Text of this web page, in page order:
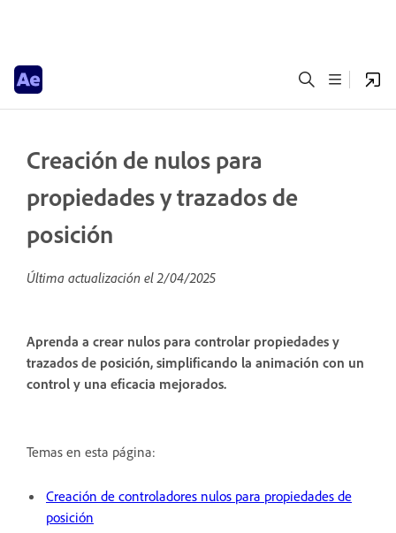
Creación de nulos para
propiedades y trazados de
posición
Última actualización el2/04/2025
Aprenda a crear nulos para controlar propiedades y
trazados de posición, simplificando la animación con un
control y una eficacia mejorados.
Temas en esta página:
Creación de controladores nulos para propiedades de
posición